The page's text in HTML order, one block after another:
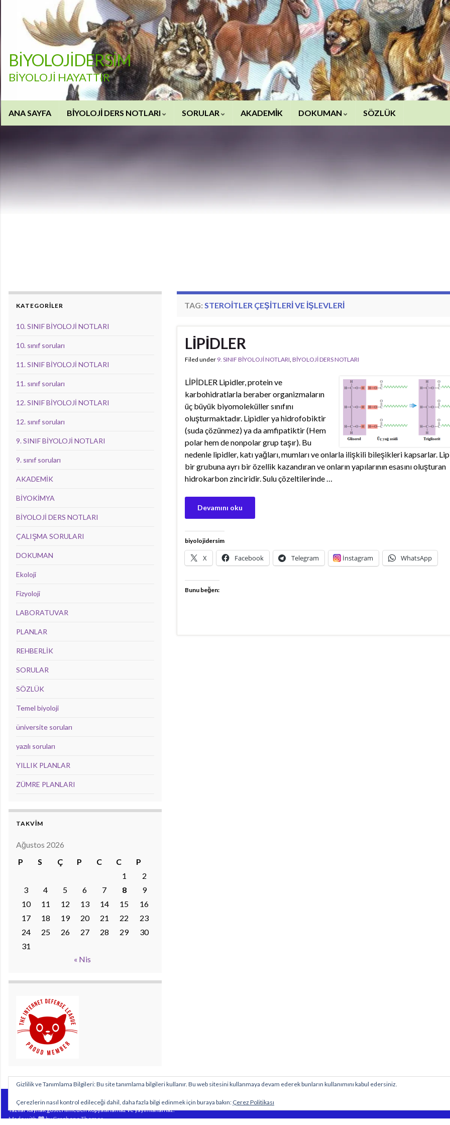
BİYOLOJİDERSİM
BİYOLOJİ HAYATTIR
ANA SAYFA BİYOLOJİ DERS NOTLARI SORULAR AKADEMİK DOKUMAN SÖZLÜK
TAG: STEROITLER ÇEŞITLERI VE IŞLEVLERI
LİPİDLER
Filed under 9. SINIF BİYOLOJİ NOTLARI, BİYOLOJİ DERS NOTLARI
LİPİDLER Lipidler, protein ve
karbohidratlarla beraber organizmaların
üç büyük biyomoleküller sınıfını
oluşturmaktadır. Lipidler ya hidrofobiktir
(suda çözünmez) ya da amfipatiktir (Hem
polar hem de nonpolar grup taşır). Bu
nedenle lipidler, katı yağları, mumları ve onlarla ilişkili bileşikleri kapsarlar.
bir grubuna ayrı bir özellik kazandıran ve onların yapılarının esasını oluşturan
hidrokarbon zinciridir. Sulu çözeltilerinde …
Devamını oku
biyolojidersim
X Facebook Telegram İnstagram WhatsApp
Bunu beğen:
KATEGORİLER
10. SINIF BİYOLOJİ NOTLARI
10. sınıf soruları
11. SINIF BİYOLOJİ NOTLARI
11. sınıf soruları
12. SINIF BİYOLOJİ NOTLARI
12. sınıf soruları
9. SINIF BİYOLOJİ NOTLARI
9. sınıf soruları
AKADEMİK
BİYOKİMYA
BİYOLOJİ DERS NOTLARI
ÇALIŞMA SORULARI
DOKUMAN
Ekoloji
Fizyoloji
LABORATUVAR
PLANLAR
REHBERLİK
SORULAR
SÖZLÜK
Temel biyoloji
üniversite soruları
yazılı soruları
YILLIK PLANLAR
ZÜMRE PLANLARI
TAKVİM
Ağustos 2026
P
S Ç P C C
P
1
2
3
4 5 6 7 8
9
10
11 12 13 14 15
16
17
18 19 20 21 22
23
24
25 26 27 28 29
30
31
« Nis
Sitemizde yayımlanan özgün içeriklerin tüm hakları https://www.biyolojidersim.com sitesine aittir.
Yazılar kaynak gösterilmeden kopyalanamaz ve yayımlanamaz.
Made with
byGraphene Themes.
Gizlilik ve Tanımlama Bilgileri: Bu site tanımlama bilgileri kullanır. Bu web sitesini kullanmaya devam ederek bunların kullanımını kabul edersiniz.
Çerezlerin nasıl kontrol edileceği dahil, daha fazla bilgi edinmek için buraya bakın: Çerez Politikası